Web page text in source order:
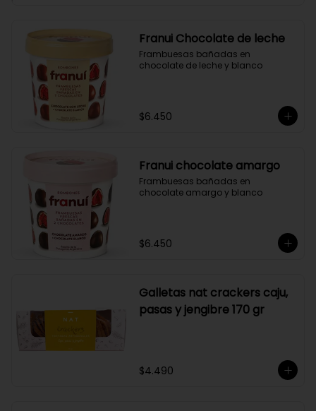
Franui Chocolate de leche
Frambuesas bañadas en
chocolate de leche y blanco
$6.450
Franui chocolate amargo
Frambuesas bañadas en
chocolate amargo y blanco
$6.450
Galletas nat crackers caju,
pasas y jengibre 170 gr
$4.490